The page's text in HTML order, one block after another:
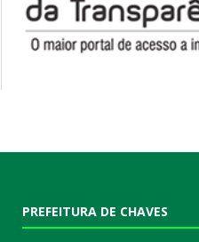
PREFEITURA DE CHAVES